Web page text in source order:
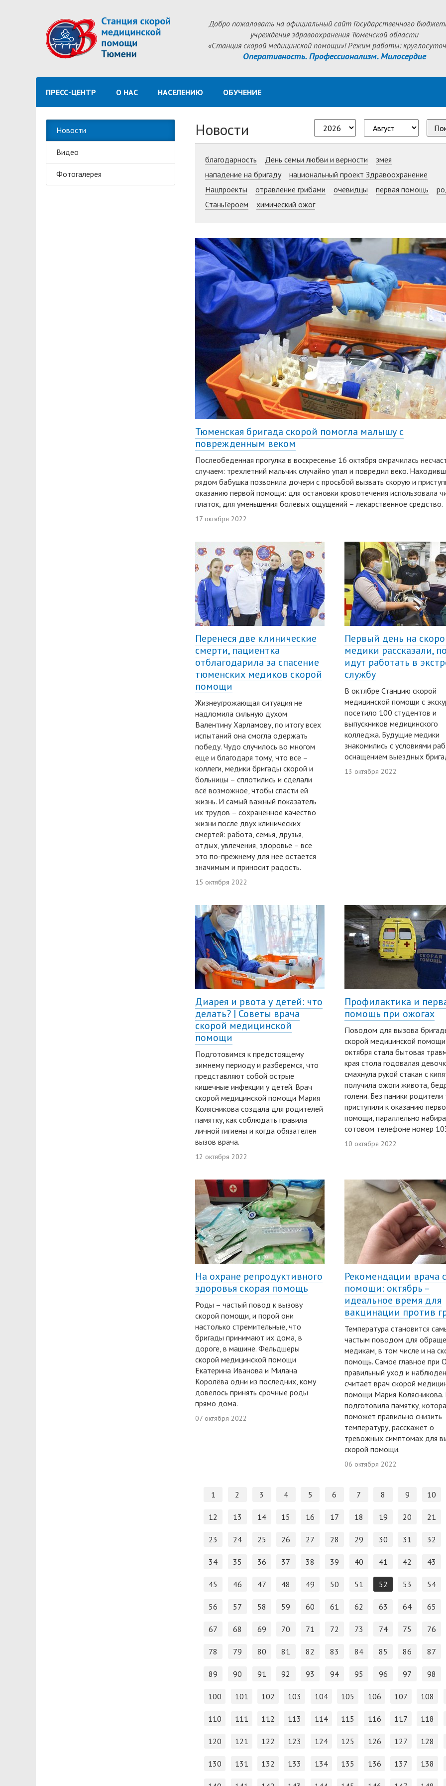
Добро пожаловать на официальный сайт Государственного
учреждения здравоохранения Тюменской области
«Станция скорой медицинской помощи»! Режим работы:
Оперативность. Профессионализм. Милосердие
ПРЕСС-ЦЕНТР О НАС НАСЕЛЕНИЮ ОБУЧЕНИЕ
Новости
Видео
Фотогалерея
Новости
благодарность День семьи любви и верности
змея
нападение на бригаду
национальный проект Здравоохранение
Нацпроекты
отравление грибами очевидцы первая помощь
СтаньГероем
химический ожог
Тюменская бригада скорой помогла малышу с
поврежденным веком
Послеобеденная прогулка в воскресенье 16 октября омрачилась
случаем: трехлетний мальчик случайно упал и повредил веко.
рядом бабушка позвонила дочери с просьбой вызвать скорую и
оказанию первой помощи: для остановки кровотечения использовала
платок, для уменьшения болевых ощущений – лекарственное средство.
17 октября 2022
Перенеся две клинические
смерти, пациентка
отблагодарила за спасение
тюменских медиков скорой
помощи
Жизнеугрожающая ситуация не
надломила сильную духом
Валентину Харламову, по итогу всех
испытаний она смогла одержать
победу. Чудо случилось во многом
еще и благодаря тому, что все –
коллеги, медики бригады скорой и
больницы – сплотились и сделали
всё возможное, чтобы спасти ей
жизнь. И самый важный показатель
их трудов – сохраненное качество
жизни после двух клинических
смертей: работа, семья, друзья,
отдых, увлечения, здоровье – все
это по-прежнему для нее остается
значимым и приносит радость.
15 октября 2022
Первый день на
медики рассказали,
идут работать в
службу
В октябре Станцию скорой
медицинской помощи с
посетило 100 студентов и
выпускников медицинского
колледжа. Будущие медики
знакомились с условиями
оснащением выездных
13 октября 2022
Диарея и рвота у детей: что
делать? | Советы врача
скорой медицинской
помощи
Подготовимся к предстоящему
зимнему периоду и разберемся, что
представляют собой острые
кишечные инфекции у детей. Врач
скорой медицинской помощи Мария
Колясникова создала для родителей
памятку, как соблюдать правила
личной гигиены и когда обязателен
вызов врача.
12 октября 2022
Профилактика и
помощь при ожогах
Поводом для вызова
скорой медицинской
октября стала бытовая
края стола годовалая
смахнула рукой стакан с
получила ожоги живота,
голени. Без паники родители
приступили к оказанию
помощи, параллельно
сотовом телефоне номер
10 октября 2022
На охране репродуктивного
здоровья скорая помощь
Роды – частый повод к вызову
скорой помощи, и порой они
настолько стремительные, что
бригады принимают их дома, в
дороге, в машине. Фельдшеры
скорой медицинской помощи
Екатерина Иванова и Милана
Королёва одни из последних, кому
довелось принять срочные роды
прямо дома.
07 октября 2022
Рекомендации врача
помощи: октябрь –
идеальное время для
вакцинации против
Температура становится
частым поводом для
медикам, в том числе и на
помощь. Самое главное при
правильный уход и
считает врач скорой
помощи Мария
подготовила памятку,
поможет правильно снизить
температуру, расскажет о
тревожных симптомах для
скорой помощи.
06 октября 2022
1 2 3 4 5 6 7 8 9 10
12 13 14 15 16 17 18 19 20 21
23 24 25 26 27 28 29 30 31 32
34 35 36 37 38 39 40 41 42 43
45 46 47 48 49 50 51 52 53 54
56 57 58 59 60 61 62 63 64 65
67 68 69 70 71 72 73 74 75 76
78 79 80 81 82 83 84 85 86 87
89 90 91 92 93 94 95 96 97 98
100 101 102 103 104 105 106 107 108
110 111 112 113 114 115 116 117 118
120 121 122 123 124 125 126 127 128
130 131 132 133 134 135 136 137 138